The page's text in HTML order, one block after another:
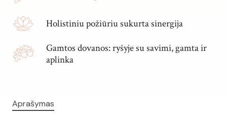
TIKRAM
VYRUI
Holistiniu požiūriu sukurta sinergija
Gamtos dovanos: ryšyje su savimi, gamta ir
aplinka
Aprašymas